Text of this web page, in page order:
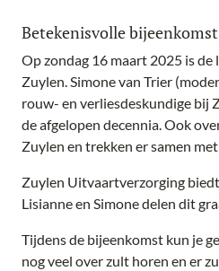
Betekenisvolle
Op zondag 16 maart 2025 is
Zuylen. Simone van Trier
rouw- en verliesdeskundige bij
de afgelopen decennia. Ook
Zuylen en trekken er samen
Zuylen Uitvaartverzorging
Lisianne en Simone delen dit
Tijdens de bijeenkomst kun je
nog veel over zult horen en er